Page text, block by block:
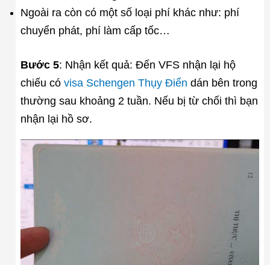
Ngoài ra còn có một số loại phí khác như: phí
chuyển phát, phí làm cấp tốc…
Bước 5: Nhận kết quả: Đến VFS nhận lại hộ
chiếu có visa Schengen Thụy Điển dán bên trong
thường sau khoảng 2 tuần. Nếu bị từ chối thì bạn
nhận lại hồ sơ.